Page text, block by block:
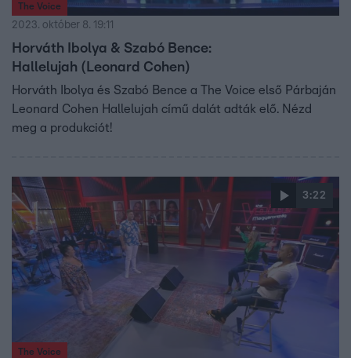
The Voice
2023. október 8. 19:11
Horváth Ibolya & Szabó Bence:
Hallelujah (Leonard Cohen)
Horváth Ibolya és Szabó Bence a The Voice első Párbaján
Leonard Cohen Hallelujah című dalát adták elő. Nézd
meg a produkciót!
3:22
The Voice